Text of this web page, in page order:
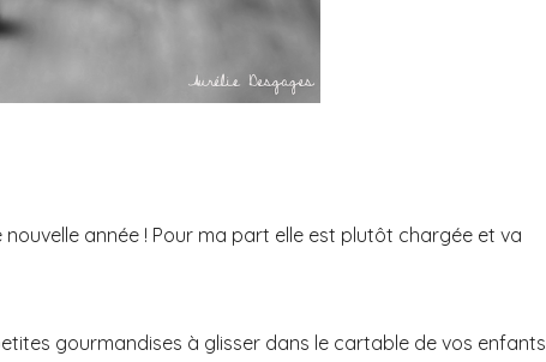
nouvelle année ! Pour ma part elle est plutôt chargée et va
gourmandises à glisser dans le cartable de vos enfants